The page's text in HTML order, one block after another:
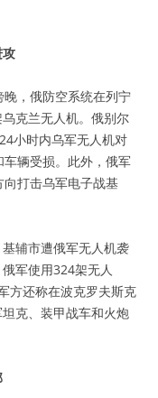
，俄防空系统在列宁
克兰无人机。俄别尔
小时内乌军无人机对
辆受损。此外，俄军
打击乌军电子战基
辅市遭俄军无人机袭
军使用324架无人
方还称在波克罗夫斯克
克、装甲战车和火炮